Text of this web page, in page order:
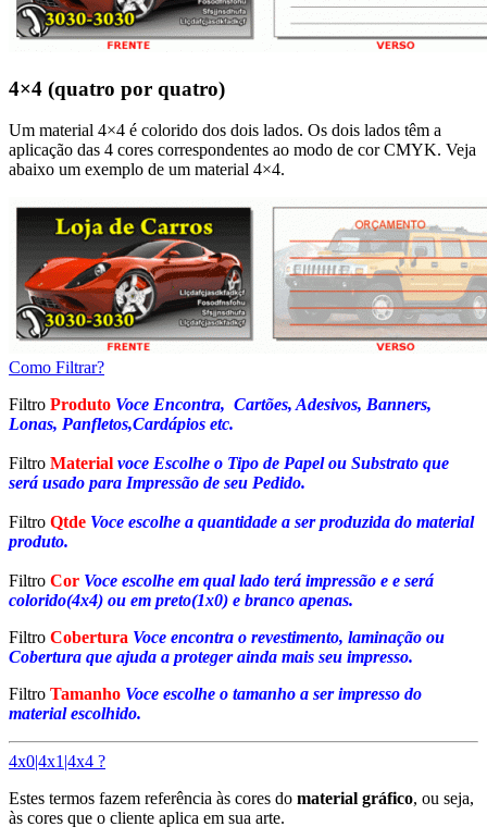
4×4 (quatro por quatro)
Um material 4×4 é colorido dos dois lados. Os dois lados têm a
aplicação das 4 cores correspondentes ao modo de cor CMYK. Veja
abaixo um exemplo de um material 4×4.
Como Filtrar?
Filtro Produto Voce Encontra, Cartões, Adesivos, Banners,
Lonas, Panfletos,Cardápios etc.
Filtro Material voce Escolhe o Tipo de Papel ou Substrato que
será usado para Impressão de seu Pedido.
Filtro Qtde Voce escolhe a quantidade a ser produzida do material
produto.
Filtro Cor Voce escolhe em qual lado terá impressão e e será
colorido(4x4) ou em preto(1x0) e branco apenas.
Filtro Cobertura Voce encontra o revestimento, laminação ou
Cobertura que ajuda a proteger ainda mais seu impresso.
Filtro Tamanho Voce escolhe o tamanho a ser impresso do
material escolhido.
4x0|4x1|4x4 ?
Estes termos fazem referência às cores do material gráfico, ou seja,
às cores que o cliente aplica em sua arte.